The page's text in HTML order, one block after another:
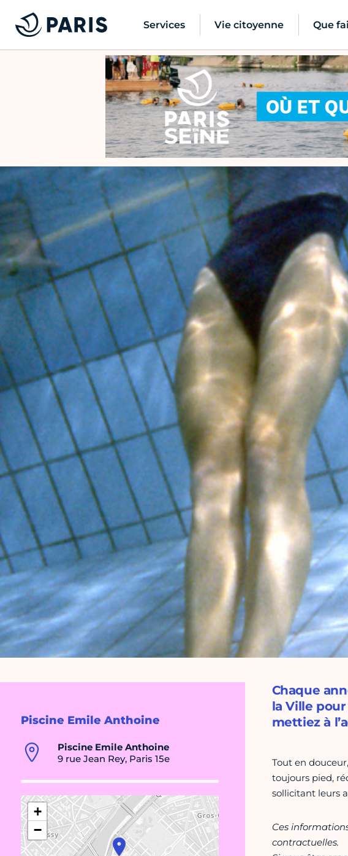
Services Vie citoyenne Que
Piscine Emile Anthoine
Piscine Emile Anthoine
9 rue Jean Rey, Paris 15e
+
−
Chaque
la Ville
mettiez à
Tout en
toujours pied,
sollicitant leurs
Ces
contractuelles.